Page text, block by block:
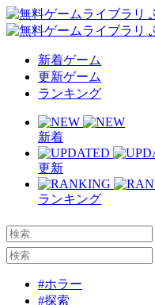
新着ゲーム
更新ゲーム
ランキング
新着
更新
ランキング
#ホラー
#探索